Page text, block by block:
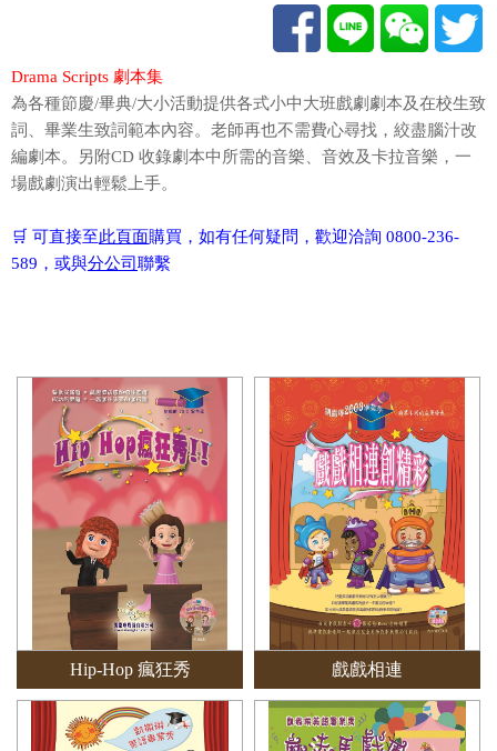
Drama Scripts 劇本集
為各種節慶/畢典/大小活動提供各式小中大班戲劇劇本及在校生致
詞、畢業生致詞範本內容。老師再也不需費心尋找，絞盡腦汁改
編劇本。另附CD 收錄劇本中所需的音樂、音效及卡拉音樂，一
場戲劇演出輕鬆上手。
🛒 可直接至此頁面購買，如有任何疑問，歡迎洽詢 0800-236-
589，或與分公司 聯繫
Hip-Hop 瘋狂秀 戲戲相連